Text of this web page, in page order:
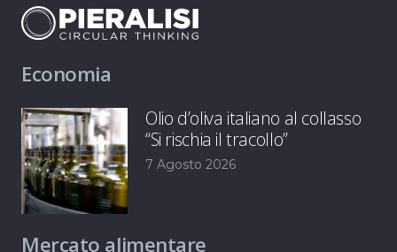
Economia
Olio d’oliva italiano al collasso
“Si rischia il tracollo”
7 Agosto 2026
Mercato alimentare